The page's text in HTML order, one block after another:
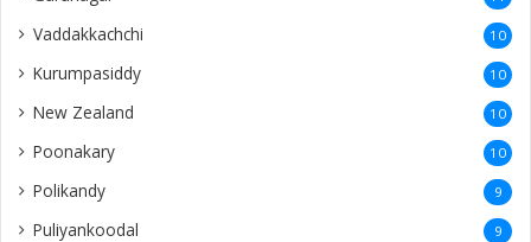
Vaddakkachchi 10
Kurumpasiddy 10
New Zealand 10
Poonakary 10
Polikandy 9
Puliyankoodal 9